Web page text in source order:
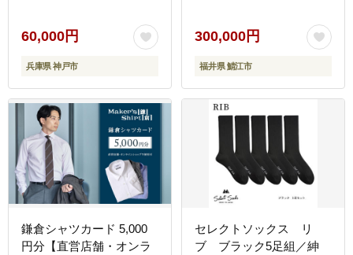
生祝い 誕生日 お祝い 出
60,000円
兵庫県 神戸市
300,000円
福井県 鯖江市
鎌倉シャツカード 5,000
円分【直営店舗・オンラ
セレクトソックス リ
ブ ブラック5足組／紳